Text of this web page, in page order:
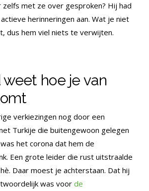
zelfs met ze over gesproken? Hij had
herinneringen aan. Wat je niet
dus hem viel niets te verwijten.
hoe je van
verkiezingen nog door een
Turkije die buitengewoon gelegen
het corona dat hem de
Een grote leider die rust uitstraalde
Daar moest je achterstaan. Dat hij
was voor de